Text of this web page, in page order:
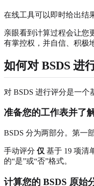
在线工具可以即时给出结
亲眼看到计算过程会让您
有掌控权，并自信、积极
如何对 BSDS 进
对 BSDS 进行评分是一
准备您的工作表并了
BSDS 分为两部分。第一
手动评分 仅 基于 19 项清
的“是”或“否”格式。
计算您的 BSDS 原始